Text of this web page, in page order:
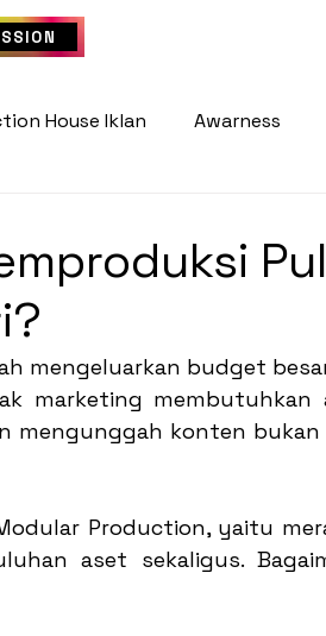
House Iklan Awarness
mengeluarkan budget
marketing membutuhkan
mengunggah konten
Production, yaitu
aset sekaligus.